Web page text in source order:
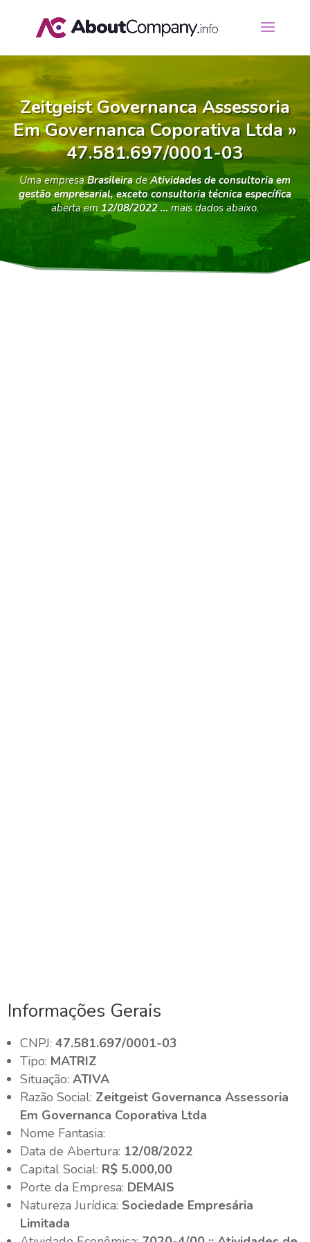
Zeitgeist Governanca Assessoria
Em Governanca Coporativa Ltda »
47.581.697/0001-03
Uma empresaBrasileira de Atividades de consultoria em
gestão empresarial, exceto consultoria técnica específica
aberta em 12/08/2022 … mais dados abaixo.
Informações Gerais
CNPJ:47.581.697/0001-03
Tipo: MATRIZ
Situação:ATIVA
Razão Social: Zeitgeist Governanca Assessoria
Em Governanca Coporativa Ltda
Nome Fantasia:
Data de Abertura: 12/08/2022
Capital Social: R$ 5.000,00
Porte da Empresa: DEMAIS
Natureza Jurídica: Sociedade Empresária
Limitada